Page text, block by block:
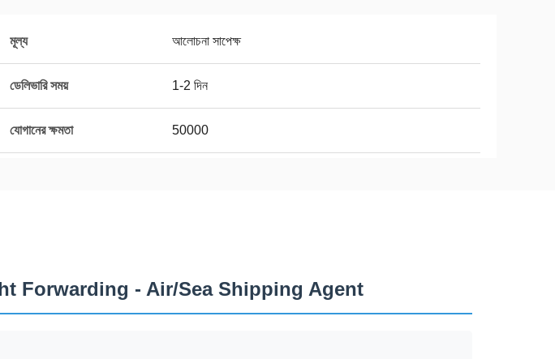
মূল্য আলোচনা সাপেক্ষ
ডেলিভারি সময় 1-2 দিন
যোগানের ক্ষমতা 50000
Forwarding - Air/Sea Shipping Agent